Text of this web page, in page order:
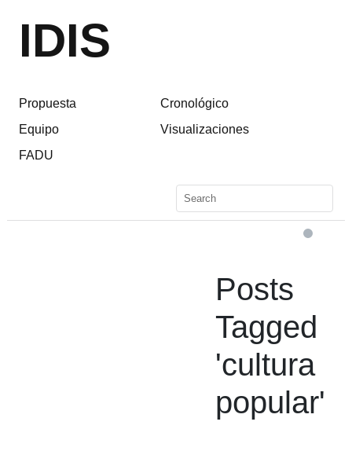
IDIS
Propuesta
Equipo
FADU
Cronológico
Visualizaciones
Posts
Tagged
'cultura
popular'